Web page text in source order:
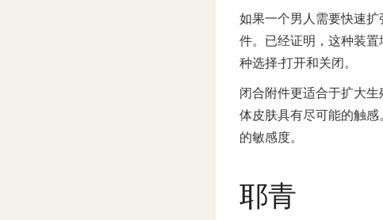
如果一个男人需要快速
件。已经证明，这种装
种选择-打开和关闭。
闭合附件更适合于扩大
体皮肤具有尽可能的触
的敏感度。
耶青